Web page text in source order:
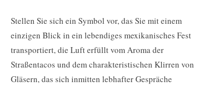
Stellen Sie sich ein Symbol vor, das Sie mit einem
einzigen Blick in ein lebendiges mexikanisches Fest
transportiert, die Luft erfüllt vom Aroma der
Straßentacos und dem charakteristischen Klirren von
Gläsern, das sich inmitten lebhafter Gespräche